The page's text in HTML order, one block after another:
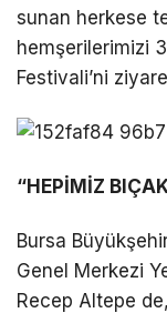
sunan herkese
hemşerilerimizi
Festivali’ni
“HEPİMİZ
Bursa
Genel Merkezi
Recep Altepe